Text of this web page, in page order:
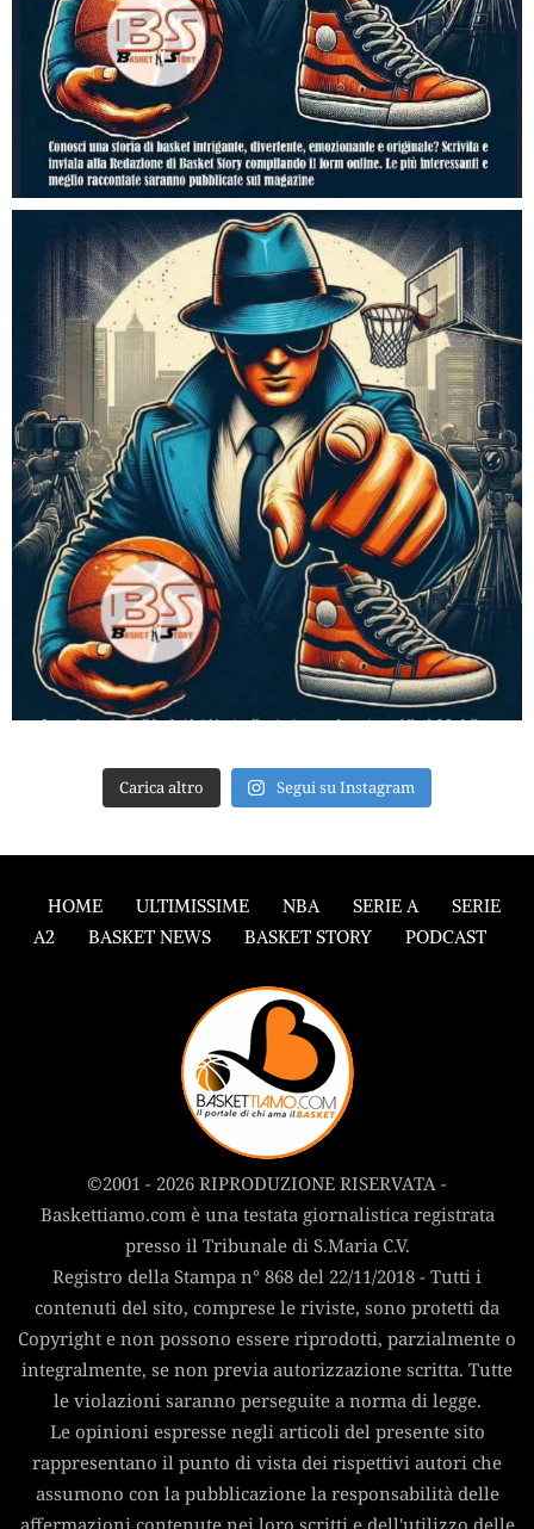
Carica altro Segui su Instagram
HOME ULTIMISSIME NBA SERIE A
SERIE
A2
BASKET NEWS BASKET STORY PODCAST
©2001 - 2026 RIPRODUZIONE RISERVATA -
Baskettiamo.com è una testata giornalistica registrata
presso il Tribunale di S.Maria C.V.
Registro della Stampa n° 868 del 22/11/2018 - Tutti i
contenuti del sito, comprese le riviste, sono protetti da
Copyright e non possono essere riprodotti, parzialmente o
integralmente, se non previa autorizzazione scritta. Tutte
le violazioni saranno perseguite a norma di legge.
Le opinioni espresse negli articoli del presente sito
rappresentano il punto di vista dei rispettivi autori che
assumono con la pubblicazione la responsabilità delle